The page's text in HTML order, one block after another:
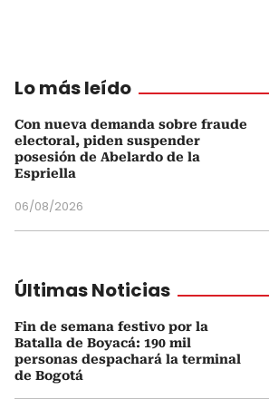
Lo más leído
Con nueva demanda sobre fraude
electoral, piden suspender
posesión de Abelardo de la
Espriella
06/08/2026
Últimas Noticias
Fin de semana festivo por la
Batalla de Boyacá: 190 mil
personas despachará la terminal
de Bogotá